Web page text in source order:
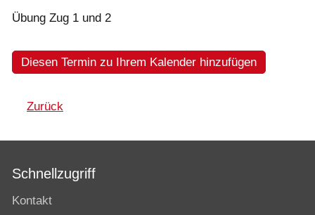
Übung Zug 1 und 2
Diesen Termin zu Ihrem Kalender hinzufügen
Zurück
Schnellzugriff
Kontakt